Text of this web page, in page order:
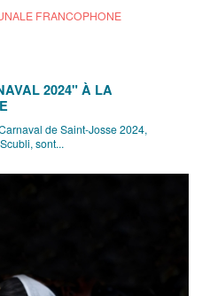
FRANCOPHONE
2024" À LA
de Saint-Josse 2024,
sont...